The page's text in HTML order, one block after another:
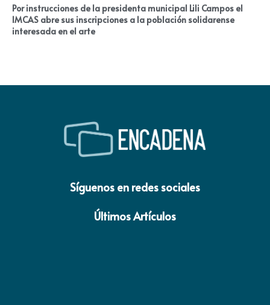
Por instrucciones de la presidenta municipal Lili Campos el
IMCAS abre sus inscripciones a la población solidarense
interesada en el arte
Síguenos en redes sociales
Últimos Artículos